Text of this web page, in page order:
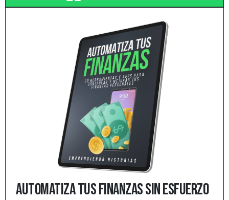
automatiza tus finanzas sin esfuerzo